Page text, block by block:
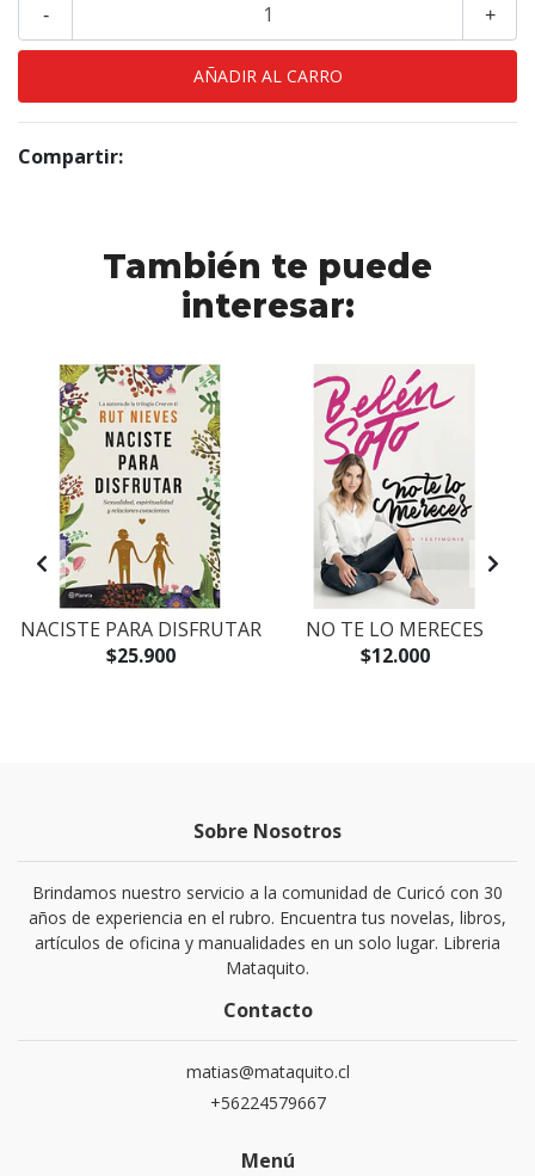
+
-
Compartir:
También te puede
interesar:
NACISTE PARA DISFRUTAR
$25.900
NO TE LO MERECES
$12.000
Sobre Nosotros
Brindamos nuestro servicio a la comunidad de Curicó con 30
años de experiencia en el rubro. Encuentra tus novelas, libros,
artículos de oficina y manualidades en un solo lugar. Libreria
Mataquito.
Contacto
matias@mataquito.cl
+56224579667
Menú